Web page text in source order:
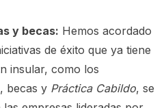
y becas: Hemos acordado
de éxito que ya tiene
insular, como los
becas y Práctica Cabildo, se